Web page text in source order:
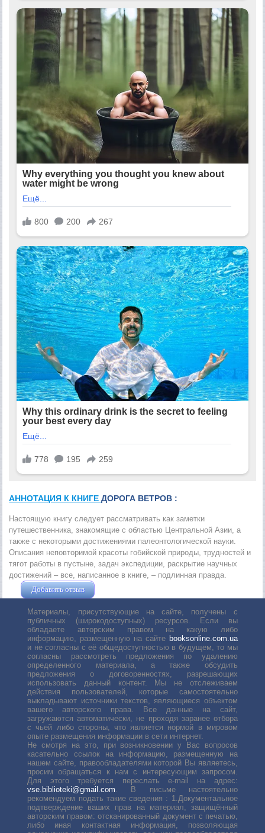
АННОТАЦИЯ К КНИГЕДОРОГА ВЕТРОВ :
Настоящую книгу следует рассматривать как заметки
путешественника, знакомящие с областью Центральной Азии, а
также с некоторыми достижениями палеонтологической науки.
Описания неповторимой красоты гобийской природы, трудностей и
тягот работы в пустыне, задач экспедиции, раскрытие научных
достижений – все, написанное в книге, – подлинная правда.
Добавить отзыв
Материалы, присутствующие на сайте, получены с
публичных (широкодоступных) ресурсов. Если вы
обладаете авторским правом на какую либо
информацию, размещенную на сайте booksonline.com.ua
и не согласны с её общедоступностью в будущем, то мы
согласны рассмотреть предложения по удалению
определенного материала, а также обсудить
предложения о договоренностях, разрешающих
использовать данный контент. Мы не отслеживаем
действия пользователей, которые самостоятельно
выкладывают источники текстов, являющиеся объектом
вашего авторского права. Все данные на сайт,
загружаются автоматически, не проходя заранее отбора
с чьей либо стороны, что является нормой в мировом
опыте размещения информации в сети интернет.
Не смотря на это, при возникновении у Вас вопросов
касательно ссылок на информацию, размещенную на
нашем сайте, правообладателями которой Вы являетесь,
просим обращаться к нам с интересующим запросом.
Для этого требуется переслать е-mail на адрес:
vse.biblioteki@gmail.com. В письме настоятельно
рекомендуем подать такие сведения : 1.Документальное
подтверждение ваших прав на материал, защищённый
авторским правом: отсканированный документ с печатью,
либо иная контактная информация, позволяющая